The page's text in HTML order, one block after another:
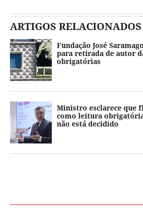
ARTIGOS RELACIONADOS
Fundação José
para retirada de autor
obrigatórias
Ministro esclarece que
como leitura
não está decidido